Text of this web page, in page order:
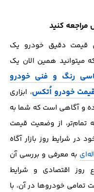
کنید
قیمت دقیق خودرو یک
میتوانید همین الان یک
رنگ و فنی خودرو
خودرو اُتکس، ابزاری
و آگاهی است که شما به
از وضعیت قیمت
در شرایط روز بازار آگاه
به معرفی و بررسی آن
روز اقتصادی و شرایط
تمامی خودرو‌ها در آن، با